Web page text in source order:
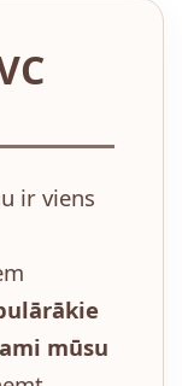
ir viens
mūsu